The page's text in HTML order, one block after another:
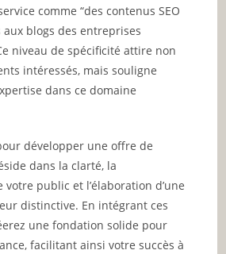
comme “des contenus SEO
blogs des entreprises
niveau de spécificité attire non
intéressés, mais souligne
dans ce domaine
développer une offre de
dans la clarté, la
public et l’élaboration d’une
distinctive. En intégrant ces
une fondation solide pour
facilitant ainsi votre succès à